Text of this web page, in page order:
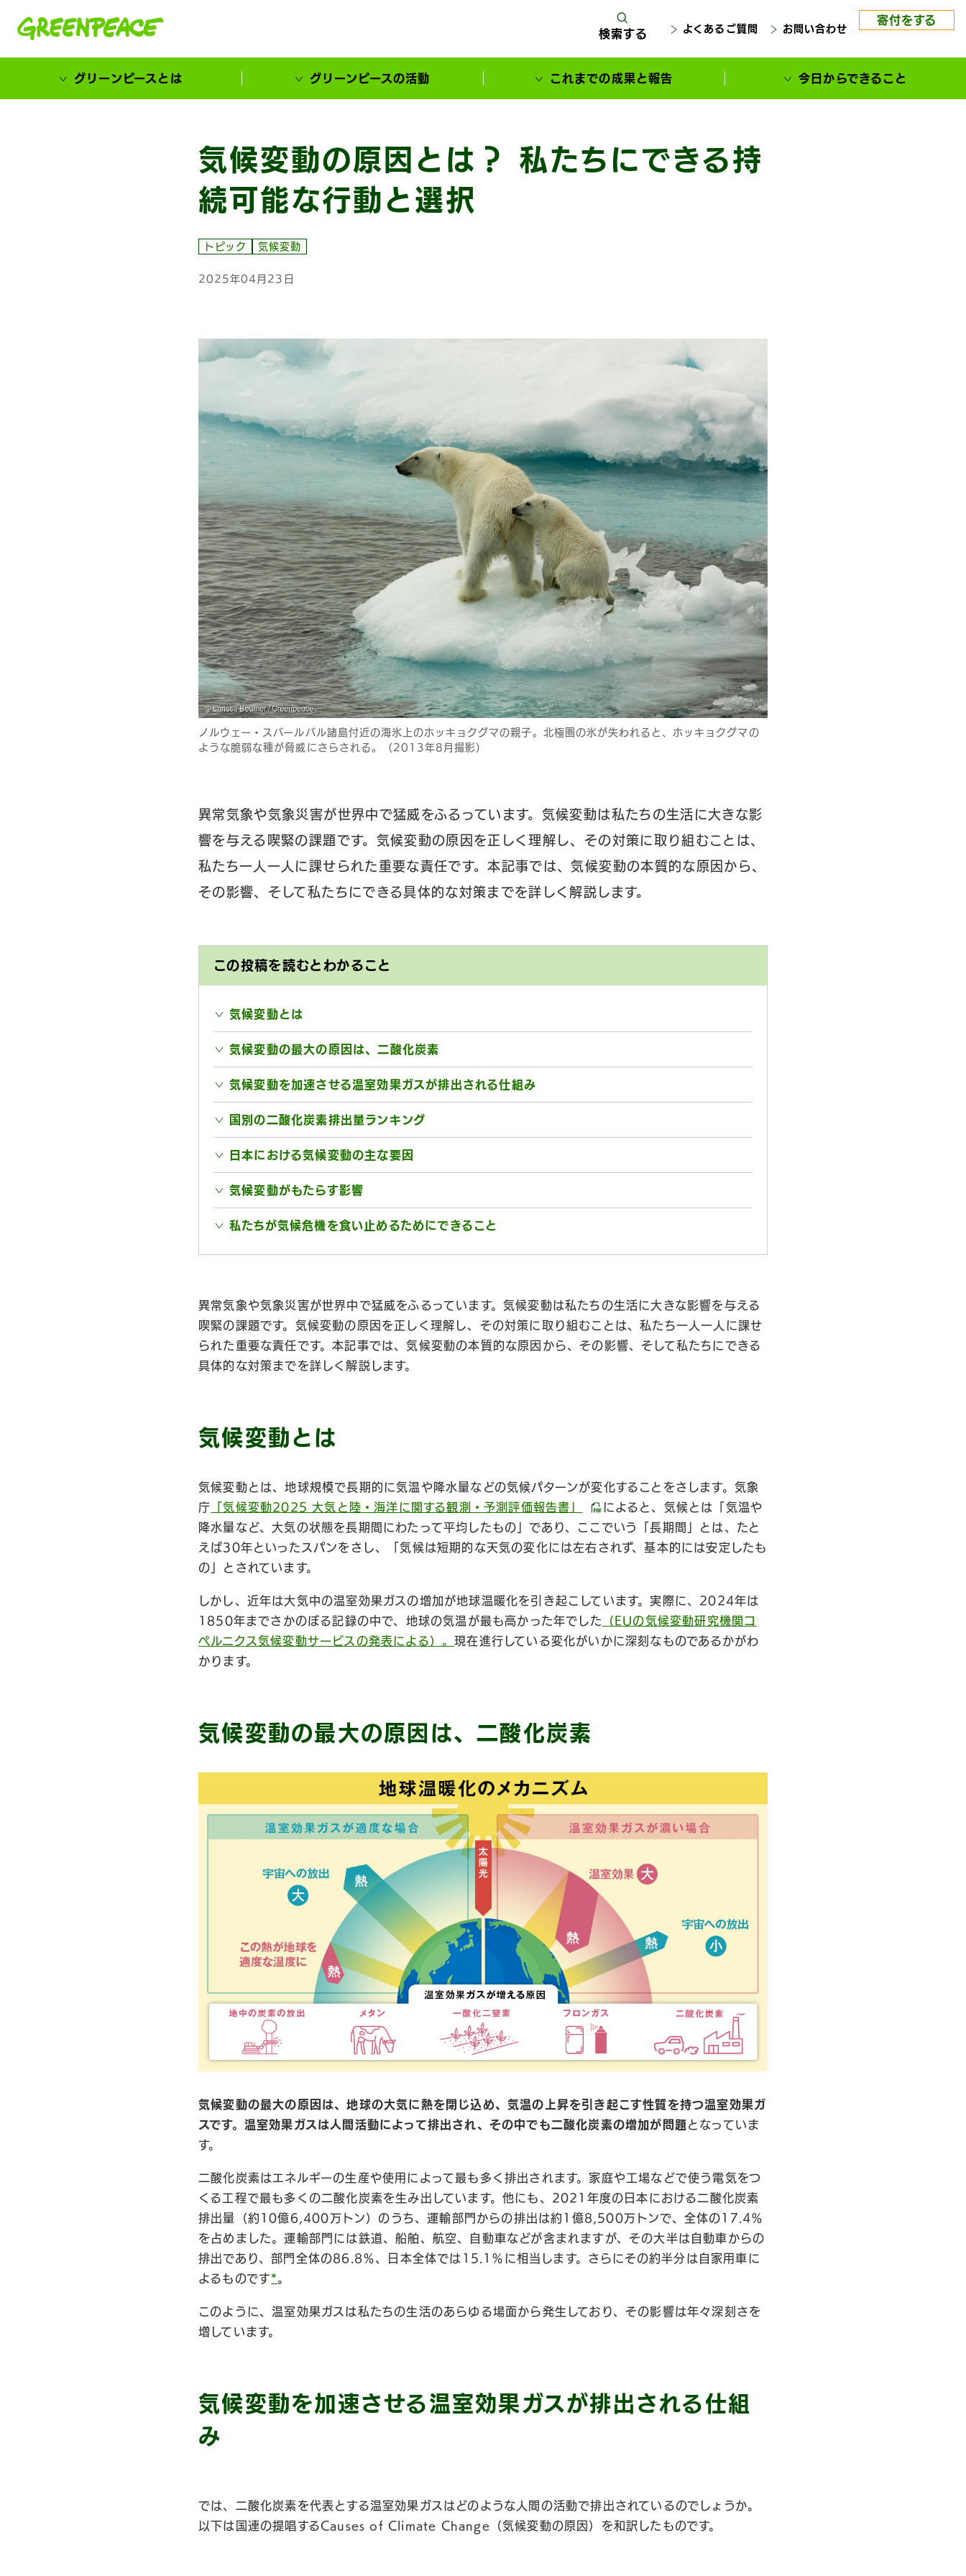
検索する よくあるご質問 お問い合わせ
寄付をする
グリーンピースとは グリーンピースの活動 これまでの成果と報告 今日からできること
気候変動の原因とは？ 私たちにできる持
続可能な行動と選択
トピック 気候変動
2025年04月23日
ノルウェー・スバールバル諸島付近の海氷上のホッキョクグマの親子。北極圏の氷が失われると、ホッキョクグマの
ような脆弱な種が脅威にさらされる。（2013年8月撮影）
異常気象や気象災害が世界中で猛威をふるっています。気候変動は私たちの生活に大きな影
響を与える喫緊の課題です。気候変動の原因を正しく理解し、その対策に取り組むことは、
私たち一人一人に課せられた重要な責任です。本記事では、気候変動の本質的な原因から、
その影響、そして私たちにできる具体的な対策までを詳しく解説します。
この投稿を読むとわかること
気候変動とは
気候変動の最大の原因は、二酸化炭素
気候変動を加速させる温室効果ガスが排出される仕組み
国別の二酸化炭素排出量ランキング
日本における気候変動の主な要因
気候変動がもたらす影響
私たちが気候危機を食い止めるためにできること
異常気象や気象災害が世界中で猛威をふるっています。気候変動は私たちの生活に大きな影響を与える
喫緊の課題です。気候変動の原因を正しく理解し、その対策に取り組むことは、私たち一人一人に課せ
られた重要な責任です。本記事では、気候変動の本質的な原因から、その影響、そして私たちにできる
具体的な対策までを詳しく解説します。
気候変動とは
気候変動とは、地球規模で長期的に気温や降水量などの気候パターンが変化することをさします。気象
庁 「気候変動2025 大気と陸・海洋に関する観測・予測評価報告書」
によると、気候とは「気温や
降水量など、大気の状態を長期間にわたって平均したもの」であり、ここでいう「長期間」とは、たと
えば30年といったスパンをさし、「気候は短期的な天気の変化には左右されず、基本的には安定したも
の」とされています。
しかし、近年は大気中の温室効果ガスの増加が地球温暖化を引き起こしています。実際に、2024年は
1850年までさかのぼる記録の中で、地球の気温が最も高かった年でした
（EUの気候変動研究機関コ
ペルニクス気候変動サービスの発表による）。 現在進行している変化がいかに深刻なものであるかがわ
かります。
気候変動の最大の原因は、二酸化炭素
気候変動の最大の原因は、地球の大気に熱を閉じ込め、気温の上昇を引き起こす性質を持つ温室効果ガ
スです。温室効果ガスは人間活動によって排出され、その中でも二酸化炭素の増加が問題となっていま
す。
二酸化炭素はエネルギーの生産や使用によって最も多く排出されます。家庭や工場などで使う電気をつ
くる工程で最も多くの二酸化炭素を生み出しています。他にも、2021年度の日本における二酸化炭素
排出量（約10億6,400万トン）のうち、運輸部門からの排出は約1億8,500万トンで、全体の17.4％
を占めました。運輸部門には鉄道、船舶、航空、自動車などが含まれますが、その大半は自動車からの
排出であり、部門全体の86.8％、日本全体では15.1％に相当します。さらにその約半分は自家用車に
よるものです*。
このように、温室効果ガスは私たちの生活のあらゆる場面から発生しており、その影響は年々深刻さを
増しています。
気候変動を加速させる温室効果ガスが排出される仕組
み
では、二酸化炭素を代表とする温室効果ガスはどのような人間の活動で排出されているのでしょうか。
以下は国連の提唱するCauses of Climate Change（気候変動の原因）を和訳したものです。